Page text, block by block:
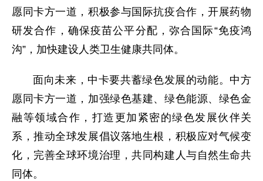
愿同卡方一道，积极参与国际抗疫合作，开展药物
研发合作，确保疫苗公平分配，弥合国际“免疫鸿
沟”，加快建设人类卫生健康共同体。
面向未来，中卡要共蓄绿色发展的动能。中方
愿同卡方一道，加强绿色基建、绿色能源、绿色金
融等领域合作，打造更加紧密的绿色发展伙伴关
系，推动全球发展倡议落地生根，积极应对气候变
化，完善全球环境治理，共同构建人与自然生命共
同体。